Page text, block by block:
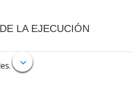
LA EJECUCIÓN